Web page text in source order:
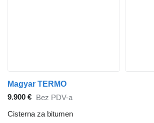
Magyar TERMO
9.900 € Bez PDV-a
Cisterna za bitumen